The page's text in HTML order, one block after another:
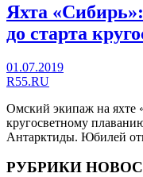
Яхта
до старта
01.07.2019
R55.RU
Омский экипаж на яхте
кругосветному
Антарктиды. Юбилей
РУБРИКИ